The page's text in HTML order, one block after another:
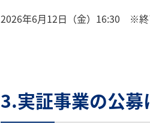
2026年6月12日（金）16:30 ※終
3.実証事業の公